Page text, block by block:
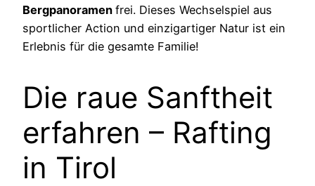
Bergpanoramen frei. Dieses Wechselspiel aus
sportlicher Action und einzigartiger Natur ist ein
Erlebnis für die gesamte Familie!
Die raue Sanftheit
erfahren – Rafting
in Tirol